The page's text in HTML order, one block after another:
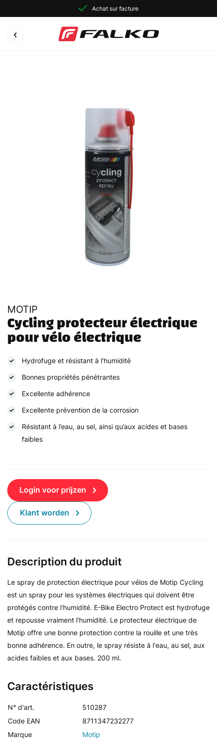
Achat sur facture
MOTIP
Cycling protecteur électrique
pour vélo électrique
Hydrofuge et résistant à l'humidité
Bonnes propriétés pénétrantes
Excellente adhérence
Excellente prévention de la corrosion
Résistant à l’eau, au sel, ainsi qu’aux acides et bases
faibles
Login voor prijzen
Klant worden
Caractéristiques
N° d'art.
510287
Code EAN
8711347232277
Marque
Motip
Description du produit
Le spray de protection électrique pour vélos de Motip Cycling
est un spray pour les systèmes électriques qui doivent être
protégés contre l'humidité. E-Bike Electro Protect est hydrofuge
et repousse vraiment l'humidité. Le protecteur électrique de
Motip offre une bonne protection contre la rouille et une très
bonne adhérence. En outre, le spray résiste à l'eau, au sel, aux
acides faibles et aux bases. 200 ml.